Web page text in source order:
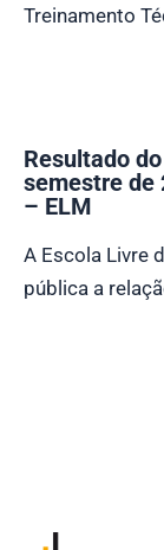
Treinamento
Resultado
semestre de
– ELM
A Escola Livre
pública a